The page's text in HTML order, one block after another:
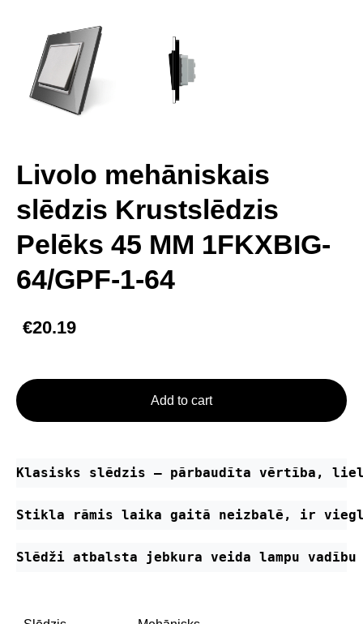
Livolo mehāniskais
slēdzis Krustslēdzis
Pelēks 45 MM 1FKXBIG-
64/GPF-1-64
€20.19
Add to cart
Klasisks slēdzis – pārbaudīta vērtība,
Stikla rāmis laika gaitā neizbalē, ir
Slēdži atbalsta jebkura veida lampu vadību